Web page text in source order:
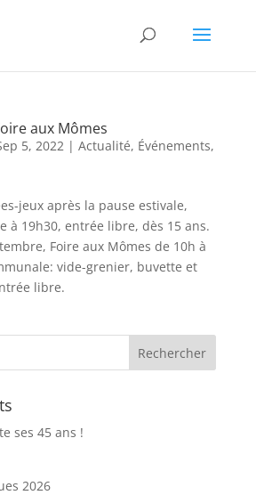
aux Mômes
5, 2022| Actualité, Événements,
jeux après la pause estivale,
à 19h30, entrée libre, dès 15 ans.
Foire aux Mômes de 10h à
vide-grenier, buvette et
libre.
ses 45 ans !
2026